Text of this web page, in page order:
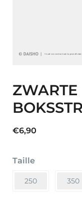
ZWARTE
€6,90
Taille
250 350